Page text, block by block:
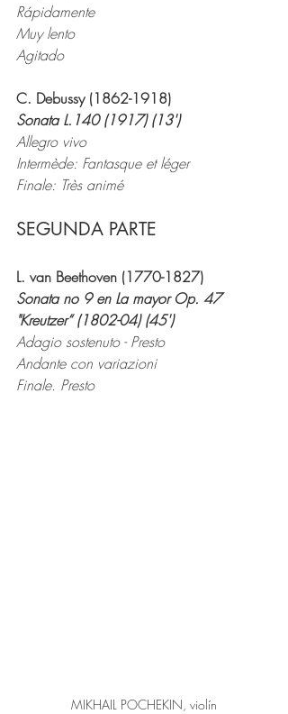
Rápidamente
Muy lento
Agitado
C. Debussy (1862-1918)
Sonata L.140 (1917) (13')
Allegro vivo
Intermède: Fantasque et léger
Finale: Très animé
SEGUNDA PARTE
L. van Beethoven (1770-1827)
Sonata no 9 en La mayor Op. 47
"Kreutzer“ (1802-04) (45')
Adagio sostenuto - Presto
Andante con variazioni
Finale. Presto
MIKHAIL POCHEKIN, violín